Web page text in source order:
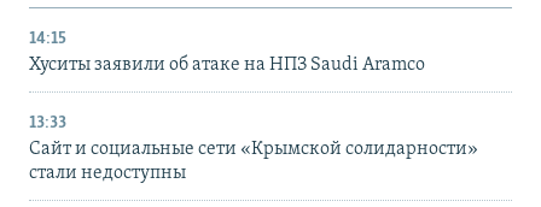
14:15
Хуситы заявили об атаке на НПЗ Saudi Aramco
13:33
Сайт и социальные сети «Крымской солидарности»
стали недоступны